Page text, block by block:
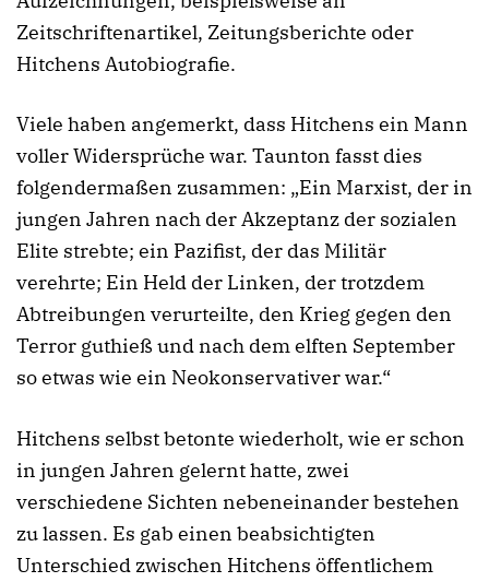
Zeitschriftenartikel, Zeitungsberichte oder
Hitchens Autobiografie.
Viele haben angemerkt, dass Hitchens ein Mann
voller Widersprüche war. Taunton fasst dies
folgendermaßen zusammen: „Ein Marxist, der in
jungen Jahren nach der Akzeptanz der sozialen
Elite strebte; ein Pazifist, der das Militär
verehrte; Ein Held der Linken, der trotzdem
Abtreibungen verurteilte, den Krieg gegen den
Terror guthieß und nach dem elften September
so etwas wie ein Neokonservativer war.“
Hitchens selbst betonte wiederholt, wie er schon
in jungen Jahren gelernt hatte, zwei
verschiedene Sichten nebeneinander bestehen
zu lassen. Es gab einen beabsichtigten
Unterschied zwischen Hitchens öffentlichem